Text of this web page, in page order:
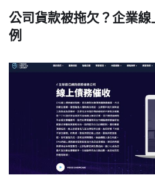
公司貨款被拖欠？企業
例